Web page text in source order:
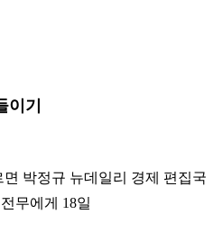
이기
박정규 뉴데일리 경제 편집국
무에게 18일